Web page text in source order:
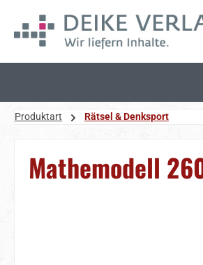
Hauptinhalt springen
Zur Suche springen
Zur Hauptnavigation springen
Produktart Rätsel & Denksport
Mathemodell